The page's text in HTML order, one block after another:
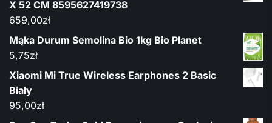
X 52 CM 8595627419738
659,00zł
Mąka Durum Semolina Bio 1kg Bio Planet
5,75zł
Xiaomi Mi True Wireless Earphones 2 Basic
Biały
95,00zł